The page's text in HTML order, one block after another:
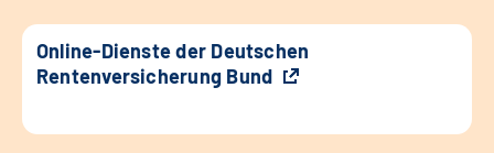
Online-Dienste der Deutschen
Rentenversicherung Bund